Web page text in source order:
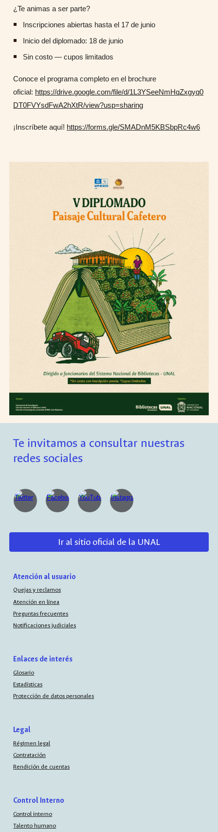
¿Te animas a ser parte?
Inscripciones abiertas hasta el 17 de junio
Inicio del diplomado: 18 de junio
Sin costo — cupos limitados
Conoce el programa completo en el brochure
oficial: https://drive.google.com/file/d/1L3YSeeNmHqZxgyq0
DT0FVYsdFwA2hXtR/view?usp=sharing
¡Inscríbete aquí! https://forms.gle/SMADnM5KBSbpRc4w6
Te invitamos a consultar nuestras
redes sociales
Ir al sitio oficial de la UNAL
Atención al usuario
Quejas y reclamos
Atención en línea
Preguntas frecuentes
Notificaciones judiciales
Enlaces de interés
Glosario
Estadísticas
Protección de datos personales
Legal
Régimen legal
Contratación
Rendición de cuentas
Control Interno
Control interno
Talento humano